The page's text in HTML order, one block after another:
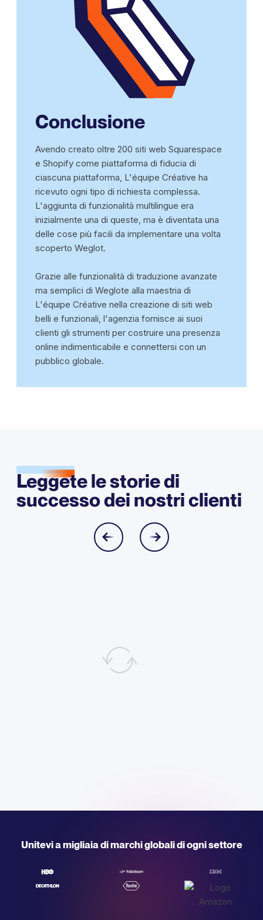
Conclusione
Avendo creato oltre 200 siti web Squarespace
e Shopify come piattaforma di fiducia di
ciascuna piattaforma, L'équipe Créative ha
ricevuto ogni tipo di richiesta complessa.
L'aggiunta di funzionalità multilingue era
inizialmente una di queste, ma è diventata una
delle cose più facili da implementare una volta
scoperto Weglot.
Grazie alle funzionalità di traduzione avanzate
ma semplici di Weglote alla maestria di
L'équipe Créative nella creazione di siti web
belli e funzionali, l'agenzia fornisce ai suoi
clienti gli strumenti per costruire una presenza
online indimenticabile e connettersi con un
pubblico globale.
Leggete le storie di
successo dei nostri clienti
Unitevi a migliaia di marchi globali di ogni settore